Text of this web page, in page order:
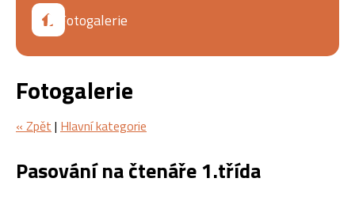
Fotogalerie
Fotogalerie
« Zpět | Hlavní kategorie
Pasování na čtenáře 1.třída